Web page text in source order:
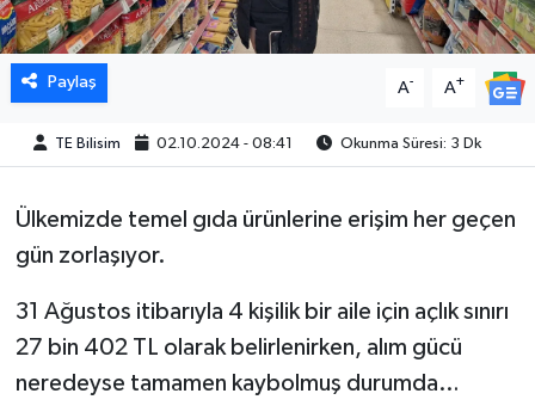
Paylaş A- A+
TE Bilisim 02.10.2024 - 08:41 Okunma Süresi: 3 Dk
Ülkemizde temel gıda ürünlerine erişim her geçen
gün zorlaşıyor.
31 Ağustos itibarıyla 4 kişilik bir aile için açlık sınırı
27 bin 402 TL olarak belirlenirken, alım gücü
neredeyse tamamen kaybolmuş durumda…